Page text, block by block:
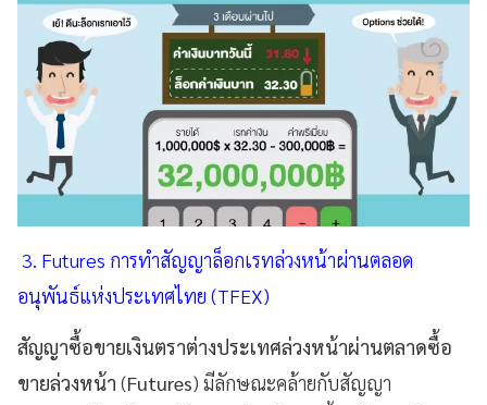
3. Futures การทำสัญญาล็อกเรทล่วงหน้าผ่านตลอด
อนุพันธ์แห่งประเทศไทย (TFEX)
สัญญาซื้อขายเงินตราต่างประเทศล่วงหน้าผ่านตลาดซื้อ
ขายล่วงหน้า (Futures) มีลักษณะคล้ายกับสัญญา